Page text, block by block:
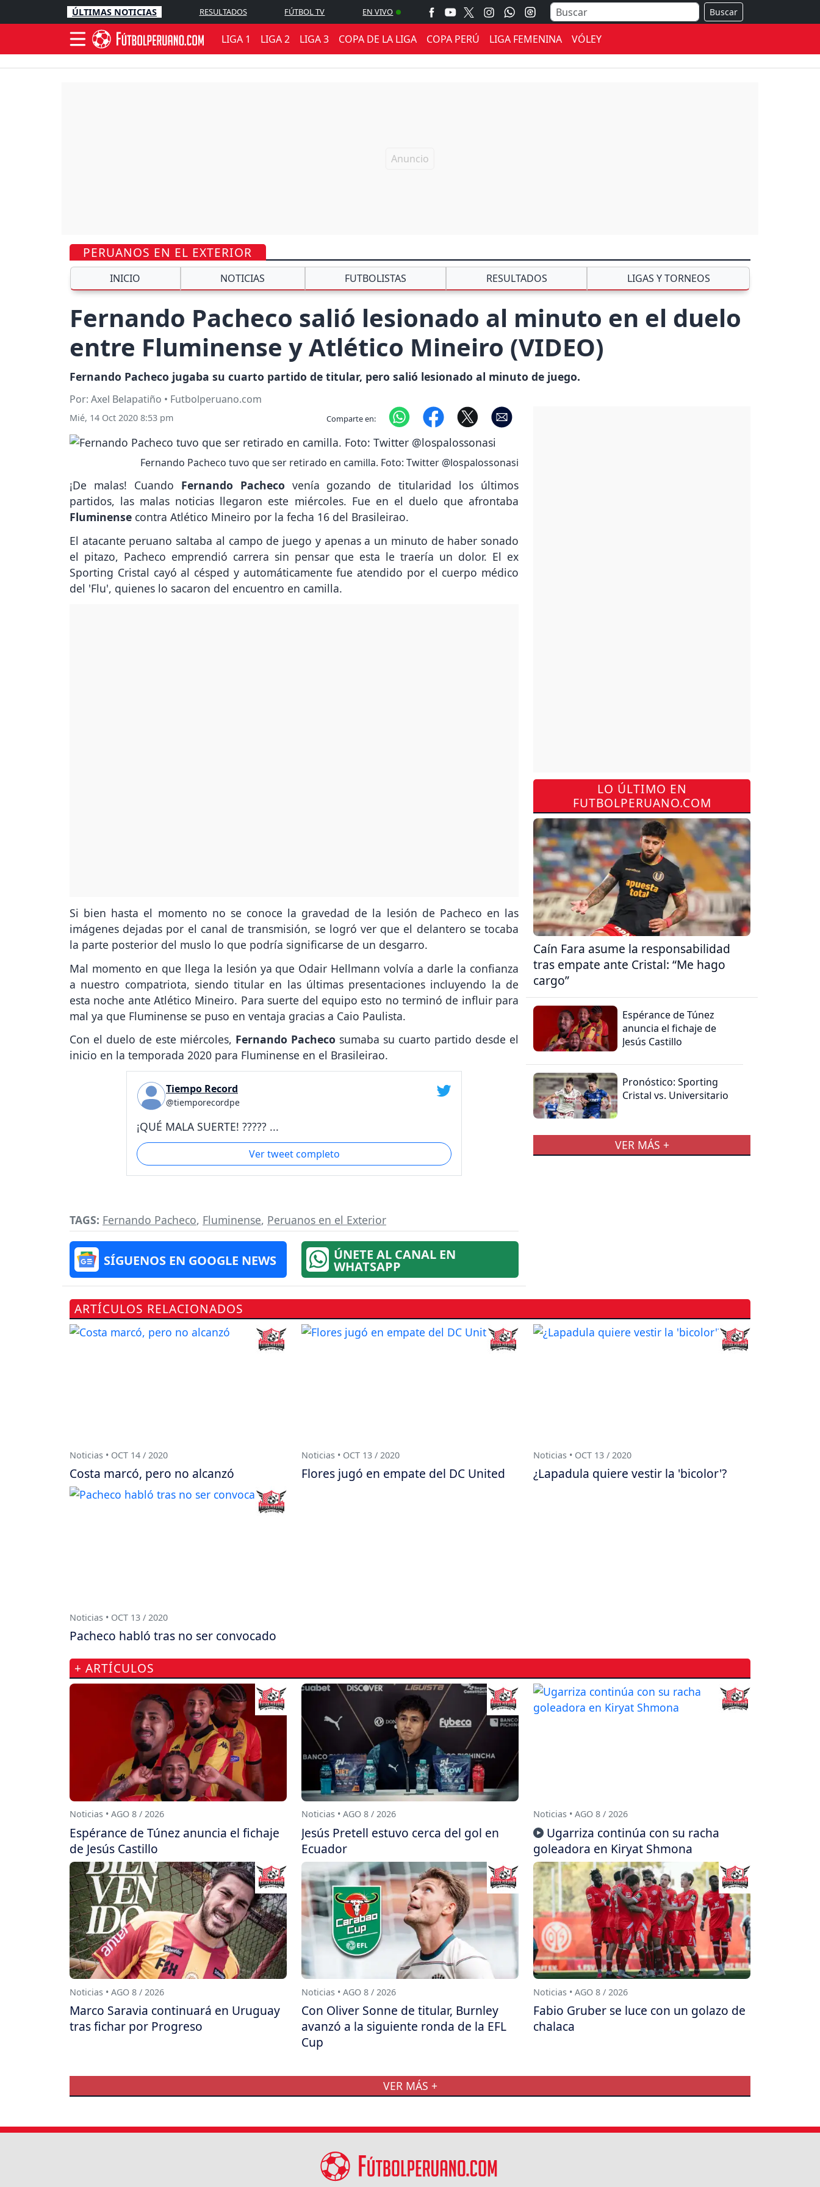
ÚLTIMAS NOTICIAS RESULTADOS FÚTBOL TV EN VIVO Buscar
LIGA 1 LIGA 2 LIGA 3 COPA DE LA LIGA COPA PERÚ LIGA FEMENINA VÓLEY
PERUANOS EN EL EXTERIOR
INICIO NOTICIAS FUTBOLISTAS RESULTADOS LIGAS Y TORNEOS
Fernando Pacheco salió lesionado al minuto en el duelo
entre Fluminense y Atlético Mineiro (VIDEO)
Fernando Pacheco jugaba su cuarto partido de titular, pero salió lesionado al minuto de juego.
Por: Axel Belapatiño • Futbolperuano.com
Mié, 14 Oct 2020 8:53 pm Comparte en:
Fernando Pacheco tuvo que ser retirado en camilla. Foto: Twitter @lospalossonasi
¡De malas! Cuando Fernando Pacheco venía gozando de titularidad los últimos
partidos, las malas noticias llegaron este miércoles. Fue en el duelo que afrontaba
Fluminense contra Atlético Mineiro por la fecha 16 del Brasileirao.
El atacante peruano saltaba al campo de juego y apenas a un minuto de haber sonado
el pitazo, Pacheco emprendió carrera sin pensar que esta le traería un dolor. El ex
Sporting Cristal cayó al césped y automáticamente fue atendido por el cuerpo médico
del 'Flu', quienes lo sacaron del encuentro en camilla.
Si bien hasta el momento no se conoce la gravedad de la lesión de Pacheco en las
imágenes dejadas por el canal de transmisión, se logró ver que el delantero se tocaba
la parte posterior del muslo lo que podría significarse de un desgarro.
Mal momento en que llega la lesión ya que Odair Hellmann volvía a darle la confianza
a nuestro compatriota, siendo titular en las últimas presentaciones incluyendo la de
esta noche ante Atlético Mineiro. Para suerte del equipo esto no terminó de influir para
mal ya que Fluminense se puso en ventaja gracias a Caio Paulista.
Con el duelo de este miércoles, Fernando Pacheco sumaba su cuarto partido desde el
inicio en la temporada 2020 para Fluminense en el Brasileirao.
Tiempo Record
@tiemporecordpe
¡QUÉ MALA SUERTE! ????? ...
Ver tweet completo
TAGS: Fernando Pacheco, Fluminense, Peruanos en el Exterior
SÍGUENOS EN GOOGLE NEWS ÚNETE AL CANAL EN
WHATSAPP
LO ÚLTIMO EN
FUTBOLPERUANO.COM
Caín Fara asume la responsabilidad
tras empate ante Cristal: “Me hago
cargo”
Espérance de Túnez
anuncia el fichaje de
Jesús Castillo
Pronóstico: Sporting
Cristal vs. Universitario
VER MÁS +
ARTÍCULOS RELACIONADOS
Noticias • OCT 14 / 2020
Costa marcó, pero no alcanzó
Noticias • OCT 13 / 2020
Flores jugó en empate del DC United
Noticias • OCT 13 / 2020
¿Lapadula quiere vestir la 'bicolor'?
Noticias • OCT 13 / 2020
Pacheco habló tras no ser convocado
+ ARTÍCULOS
Noticias • AGO 8 / 2026
Espérance de Túnez anuncia el fichaje
de Jesús Castillo
Noticias • AGO 8 / 2026
Jesús Pretell estuvo cerca del gol en
Ecuador
Noticias • AGO 8 / 2026
Ugarriza continúa con su racha
goleadora en Kiryat Shmona
Noticias • AGO 8 / 2026
Marco Saravia continuará en Uruguay
tras fichar por Progreso
Noticias • AGO 8 / 2026
Con Oliver Sonne de titular, Burnley
avanzó a la siguiente ronda de la EFL
Cup
Noticias • AGO 8 / 2026
Fabio Gruber se luce con un golazo de
chalaca
VER MÁS +